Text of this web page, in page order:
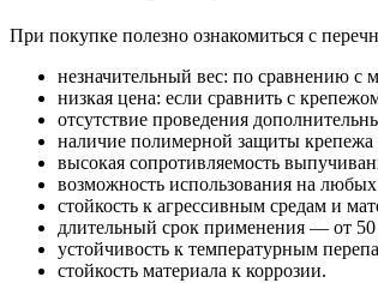
При покупке полезно ознакомиться с
незначительный вес: по сравнению с
низкая цена: если сравнить с
отсутствие проведения
наличие полимерной защиты крепежа
высокая сопротивляемость
возможность использования на любых
стойкость к агрессивным средам и
длительный срок применения — от 50
устойчивость к температурным
стойкость материала к коррозии.